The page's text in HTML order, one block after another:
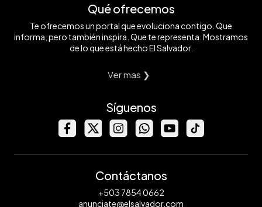
Qué ofrecemos
Te ofrecemos un portal que evoluciona contigo. Que
informa, pero también inspira. Que te representa. Mostramos
de lo que está hecho El Salvador.
Ver mas ❯
Síguenos
Contáctanos
+503 7854 0662
anunciate@elsalvador.com